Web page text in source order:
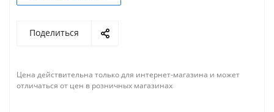
Поделиться
Цена действительна только для интернет-магазина и может
отличаться от цен в розничных магазинах